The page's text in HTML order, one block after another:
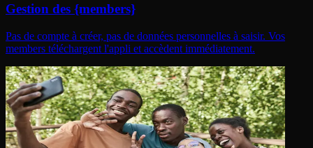
Gestion des {members}
Pas de compte à créer, pas de données personnelles à saisir. Vos
members téléchargent l'appli et accèdent immédiatement.